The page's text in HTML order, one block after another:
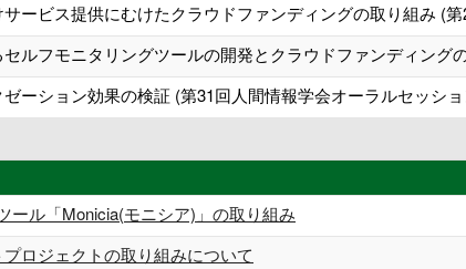
ービス提供にむけたクラウドファンディングの取り組み (
ルフモニタリングツールの開発とクラウドファンディング
ーション効果の検証 (第31回人間情報学会オーラルセッシ
ール「Monicia(モニシア)」の取り組み
ロジェクトの取り組みについて